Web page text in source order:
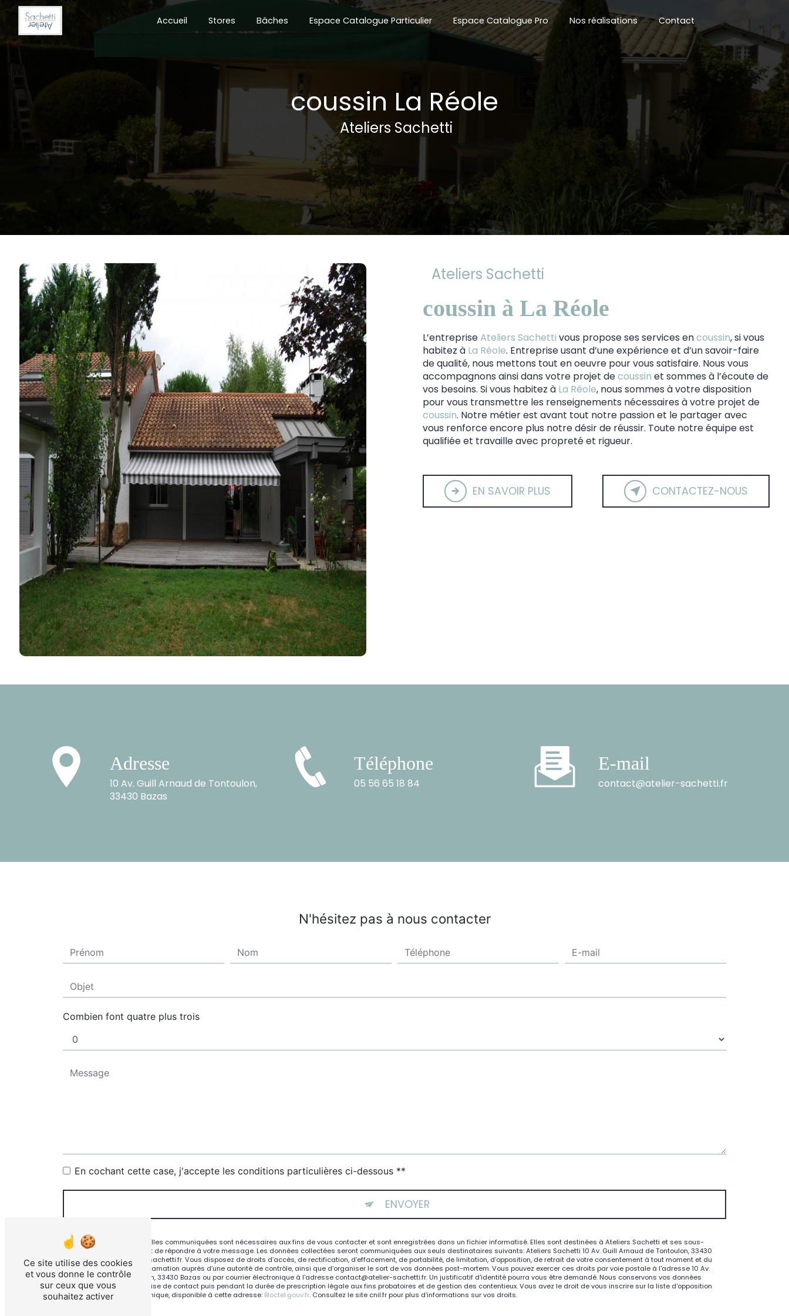
Accueil Stores Bâches Espace Catalogue Particulier Espace Catalogue Pro Nos réalisations Contact
coussin La Réole
Ateliers Sachetti
Ateliers Sachetti
coussin à La Réole
L’entrepriseAteliers Sachetti vous propose ses services encoussin, si vous
habitez à La Réole. Entreprise usant d’une expérience et d’un savoir-faire
de qualité, nous mettons tout en oeuvre pour vous satisfaire. Nous vous
accompagnons ainsi dans votre projet decoussin et sommes à l’écoute de
vos besoins. Si vous habitez à La Réole, nous sommes à votre disposition
pour vous transmettre les renseignements nécessaires à votre projet de
coussin. Notre métier est avant tout notre passion et le partager avec
vous renforce encore plus notre désir de réussir. Toute notre équipe est
qualifiée et travaille avec propreté et rigueur.
EN SAVOIR PLUS CONTACTEZ-NOUS
Adresse
10 Av. Guill Arnaud de Tontoulon,
33430 Bazas
Téléphone
05 56 65 18 84
E-mail
contact@atelier-sachetti.fr
N'hésitez pas à nous contacter
Combien font quatre plus trois
En cochant cette case, j'accepte les conditions particulières ci-dessous **
ENVOYER
** Les données personnelles communiquées sont nécessaires aux fins de vous contacter et sont enregistrées dans un fichier informatisé. Elles sont destinées à Ateliers Sachetti et ses sous-
traitants dans le seul but de répondre à votre message. Les données collectées seront communiquées aux seuls destinataires suivants: Ateliers Sachetti 10 Av. Guill Arnaud de Tontoulon, 33430
Bazas contact@atelier-sachetti.fr. Vous disposez de droits d’accès, de rectification, d’effacement, de portabilité, de limitation, d’opposition, de retrait de votre consentement à tout moment et du
droit d’introduire une réclamation auprès d’une autorité de contrôle, ainsi que d’organiser le sort de vos données post-mortem. Vous pouvez exercer ces droits par voie postale à l'adresse 10 Av.
Guill Arnaud de Tontoulon, 33430 Bazas ou par courrier électronique à l'adresse contact@atelier-sachetti.fr. Un justificatif d'identité pourra vous être demandé. Nous conservons vos données
pendant la période de prise de contact puis pendant la durée de prescription légale aux fins probatoires et de gestion des contentieux. Vous avez le droit de vous inscrire sur la liste d'opposition
au démarchage téléphonique, disponible à cette adresse: Bloctel.gouv.fr. Consultez le site cnil.fr pour plus d’informations sur vos droits.
Panneau de gestion des cookies
Ce site utilise des cookies
et vous donne le contrôle
sur ceux que vous
souhaitez activer